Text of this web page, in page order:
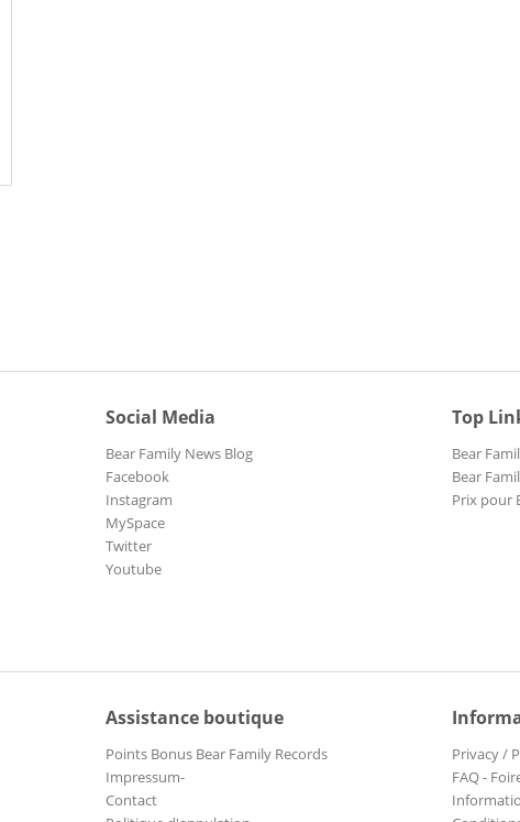
Social Media
Bear Family News Blog
Facebook
Instagram
MySpace
Twitter
Youtube
Top
Bear
Bear
Prix pour
Assistance boutique
Points Bonus Bear Family Records
Impressum-
Contact
Privacy /
FAQ -